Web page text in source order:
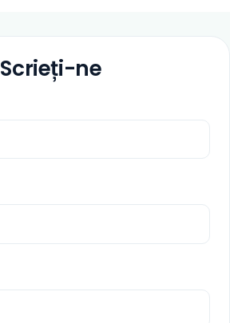
Scrieți-ne